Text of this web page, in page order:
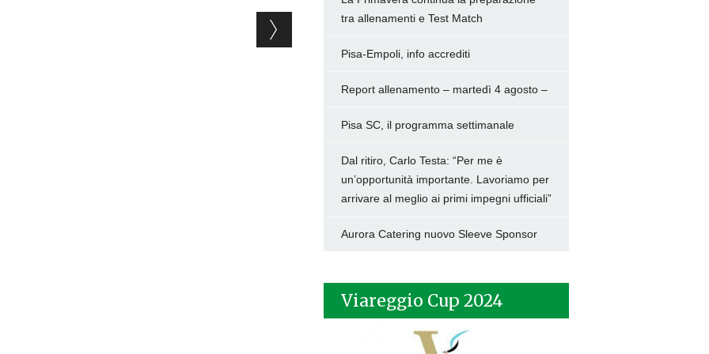
tra allenamenti e Test Match
Pisa-Empoli, info accrediti
Report allenamento – martedì 4 agosto –
Pisa SC, il programma settimanale
Dal ritiro, Carlo Testa: “Per me è
un’opportunità importante. Lavoriamo per
arrivare al meglio ai primi impegni ufficiali”
Aurora Catering nuovo Sleeve Sponsor
Viareggio Cup 2024